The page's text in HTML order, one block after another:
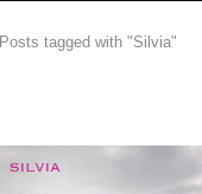
Posts tagged with "Silvia"